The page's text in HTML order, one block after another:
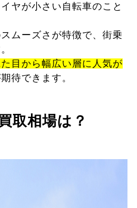
ヤが小さい自転車のこと
ムーズさが特徴で、街乗
目から幅広い層に人気が
待できます。
取相場は？